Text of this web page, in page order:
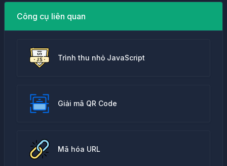
Công cụ liên quan
Trình thu nhỏ JavaScript
Giải mã QR Code
Mã hóa URL